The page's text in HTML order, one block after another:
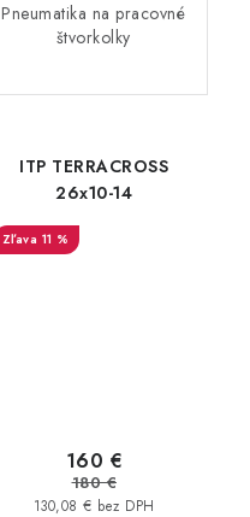
Pneumatika na pracovné
štvorkolky
ITP TERRACROSS
26x10-14
11 %
130,08 € bez DPH
160 €
180 €